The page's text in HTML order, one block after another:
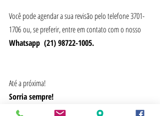
Você pode agendar a sua revisão pelo telefone 3701-
1706 ou, se preferir, entre em contato com o nosso
Whatsapp  (21) 98722-1005.
Até a próxima!
Sorria sempre!